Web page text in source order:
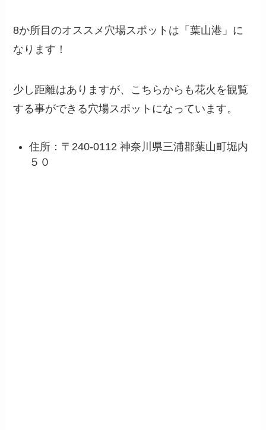
8か所目のオススメ穴場スポットは「葉山港」に
なります！
少し距離はありますが、こちらからも花火を観覧
する事ができる穴場スポットになっています。
住所：〒240-0112 神奈川県三浦郡葉山町堀内
５０